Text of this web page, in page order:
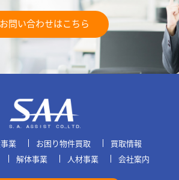
お問い合わせはこちら
業 お困り物件買取
買取情報
解体事業 人材事業 会社案内